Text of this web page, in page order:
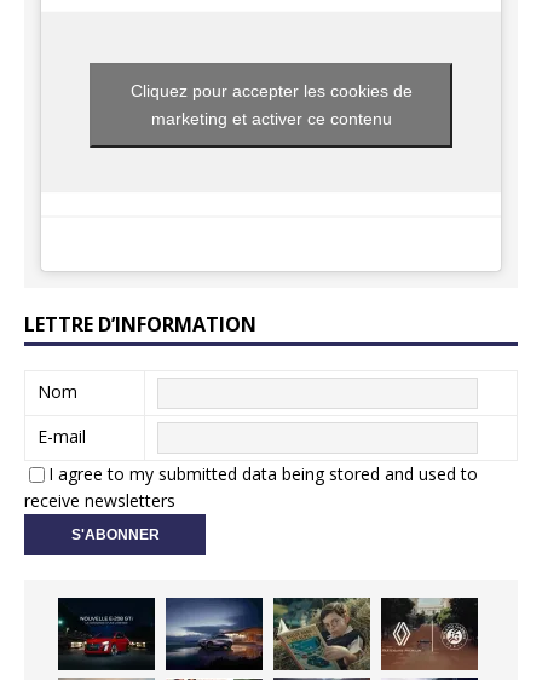
Cliquez pour accepter les cookies de
marketing et activer ce contenu
LETTRE D’INFORMATION
Nom
E-mail
I agree to my submitted data being stored and used to
receive newsletters